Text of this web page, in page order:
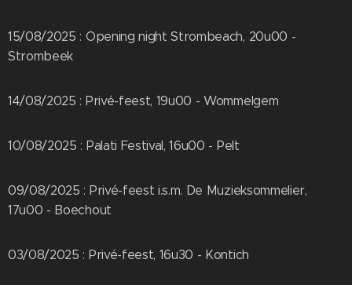
15/08/2025 : Opening night Strombeach, 20u00 -
Strombeek
14/08/2025 : Privé-feest, 19u00 - Wommelgem
10/08/2025 : Palati Festival, 16u00 - Pelt
09/08/2025 : Privé-feest i.s.m. De Muzieksommelier,
17u00 - Boechout
03/08/2025 : Privé-feest, 16u30 - Kontich